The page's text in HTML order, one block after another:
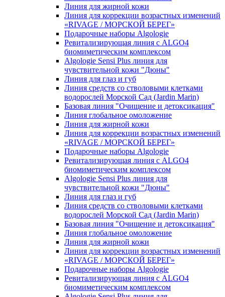
Линия для жирной кожи
Линия для коррекции возрастных изменений
«RIVAGE / МОРСКОЙ БЕРЕГ»
Подарочные наборы Algologie
Ревитализирующая линия с ALGO4
биомиметическим комплексом
Algologie Sensi Plus линия для
чувcтвительной кожи "Дюны"
Линия для глаз и губ
Линия средств со стволовыми клетками
водорослей Морской Сад (Jardin Marin)
Базовая линия "Очищение и детоксикация"
Линия глобальное омоложение
Линия для жирной кожи
Линия для коррекции возрастных изменений
«RIVAGE / МОРСКОЙ БЕРЕГ»
Подарочные наборы Algologie
Ревитализирующая линия с ALGO4
биомиметическим комплексом
Algologie Sensi Plus линия для
чувcтвительной кожи "Дюны"
Линия для глаз и губ
Линия средств со стволовыми клетками
водорослей Морской Сад (Jardin Marin)
Базовая линия "Очищение и детоксикация"
Линия глобальное омоложение
Линия для жирной кожи
Линия для коррекции возрастных изменений
«RIVAGE / МОРСКОЙ БЕРЕГ»
Подарочные наборы Algologie
Ревитализирующая линия с ALGO4
биомиметическим комплексом